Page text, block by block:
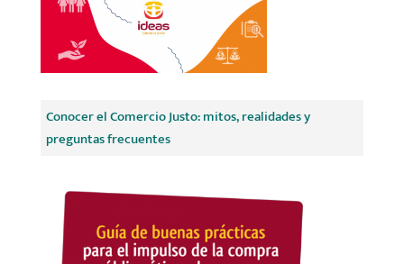
Conocer el Comercio Justo: mitos, realidades y
preguntas frecuentes